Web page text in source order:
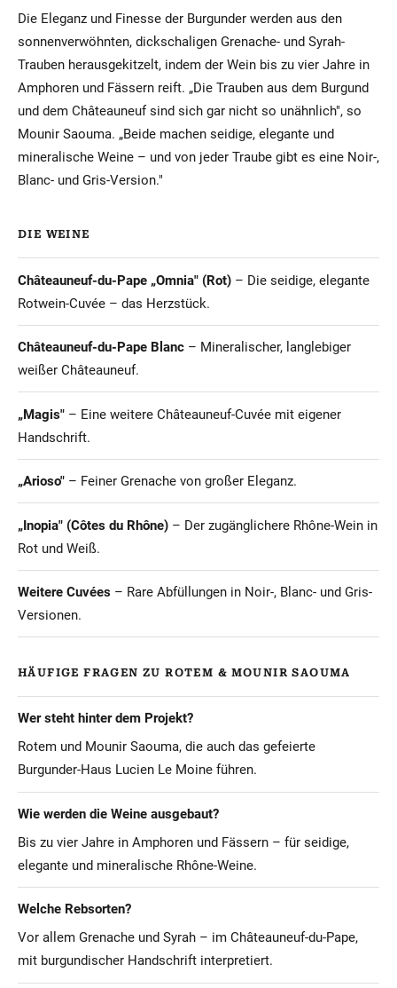
Die Eleganz und Finesse der Burgunder werden aus den
sonnenverwöhnten, dickschaligen Grenache- und Syrah-
Trauben herausgekitzelt, indem der Wein bis zu vier Jahre in
Amphoren und Fässern reift. „Die Trauben aus dem Burgund
und dem Châteauneuf sind sich gar nicht so unähnlich", so
Mounir Saouma. „Beide machen seidige, elegante und
mineralische Weine – und von jeder Traube gibt es eine Noir-,
Blanc- und Gris-Version."
DIE WEINE
Châteauneuf-du-Pape „Omnia" (Rot) – Die seidige, elegante
Rotwein-Cuvée – das Herzstück.
Châteauneuf-du-Pape Blanc – Mineralischer, langlebiger
weißer Châteauneuf.
„Magis" – Eine weitere Châteauneuf-Cuvée mit eigener
Handschrift.
„Arioso" – Feiner Grenache von großer Eleganz.
„Inopia" (Côtes du Rhône) – Der zugänglichere Rhône-Wein in
Rot und Weiß.
Weitere Cuvées – Rare Abfüllungen in Noir-, Blanc- und Gris-
Versionen.
HÄUFIGE FRAGEN ZU ROTEM & MOUNIR SAOUMA
Wer steht hinter dem Projekt?
Rotem und Mounir Saouma, die auch das gefeierte
Burgunder-Haus Lucien Le Moine führen.
Wie werden die Weine ausgebaut?
Bis zu vier Jahre in Amphoren und Fässern – für seidige,
elegante und mineralische Rhône-Weine.
Welche Rebsorten?
Vor allem Grenache und Syrah – im Châteauneuf-du-Pape,
mit burgundischer Handschrift interpretiert.